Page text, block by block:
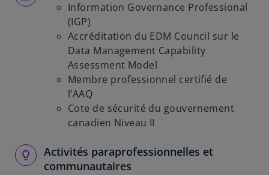
Information Governance Professional
(IGP)
Accréditation du EDM Council sur le
Data Management Capability
Assessment Model
Membre professionnel certifié de
l’AAQ
Cote de sécurité du gouvernement
canadien Niveau II
Activités paraprofessionnelles et
communautaires